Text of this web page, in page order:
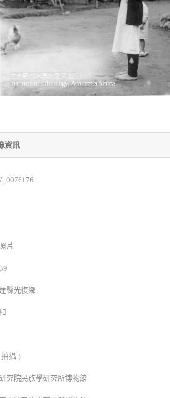
資訊
片
縣光復鄉
拍攝 )
究院民族學研究所博物館